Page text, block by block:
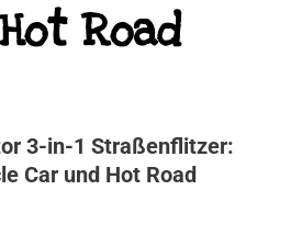
Road
3-in-1 Straßenflitzer:
Car und Hot Road